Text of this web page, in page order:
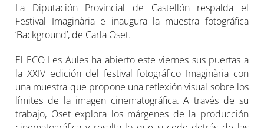
La Diputación Provincial de Castellón respalda el
Festival Imaginària e inaugura la muestra fotográfica
‘Background’, de Carla Oset.
El ECO Les Aules ha abierto este viernes sus puertas a
la XXIV edición del festival fotográfico Imaginària con
una muestra que propone una reflexión visual sobre los
límites de la imagen cinematográfica. A través de su
trabajo, Oset explora los márgenes de la producción